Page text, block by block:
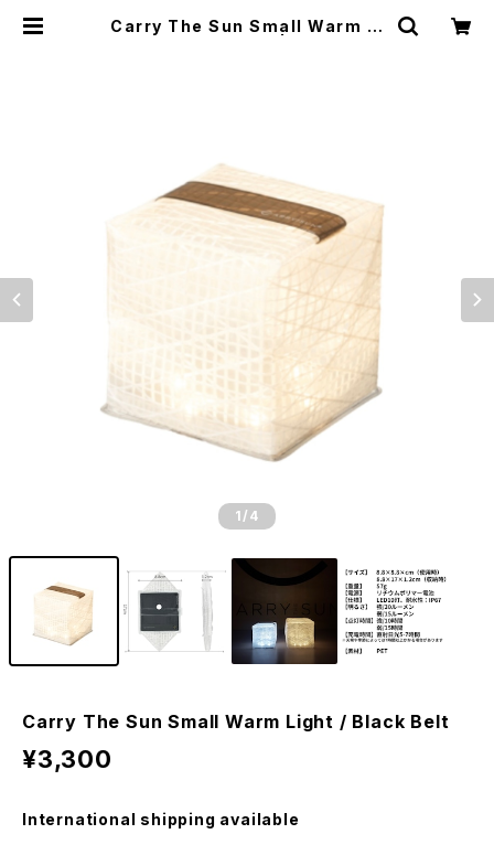
Carry The Sun Small Warm Li
1 /4
Carry The Sun Small Warm Light / Black Belt
¥3,300
International shipping available